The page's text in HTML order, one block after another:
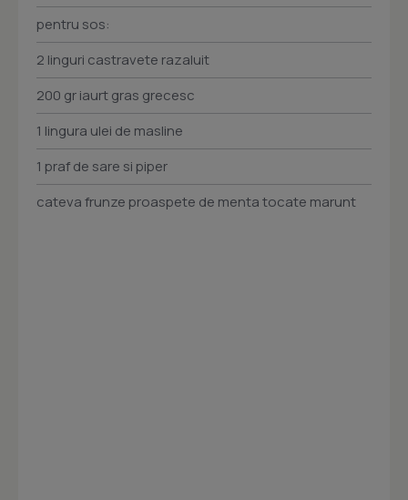
pentru sos:
2 linguri castravete razaluit
200 gr iaurt gras grecesc
1 lingura ulei de masline
1 praf de sare si piper
cateva frunze proaspete de menta tocate marunt